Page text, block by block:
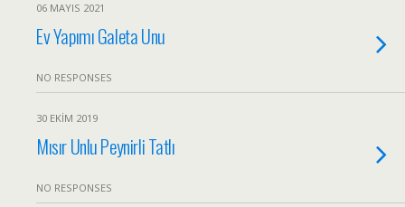
06 MAYIS 2021
Ev Yapımı Galeta Unu
NO RESPONSES
30 EKIM 2019
Mısır Unlu Peynirli Tatlı
NO RESPONSES